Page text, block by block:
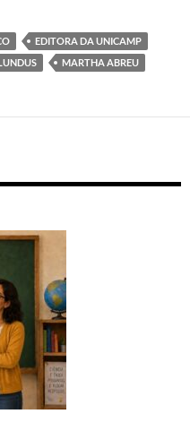
EDITORA DA UNICAMP
MARTHA ABREU